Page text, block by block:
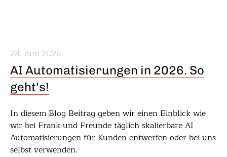
28. Juni 2026
AI Automatisierungen in 2026. So
geht's!
In diesem Blog Beitrag geben wir einen Einblick wie
wir bei Frank und Freunde täglich skalierbare AI
Automatisierungen für Kunden entwerfen oder bei uns
selbst verwenden.